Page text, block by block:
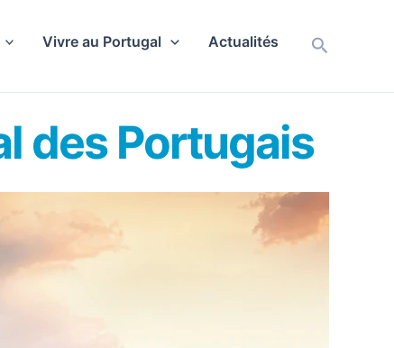
Vivre au Portugal Actualités
des Portugais